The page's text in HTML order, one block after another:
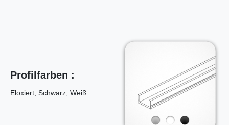
Profilfarben :
Eloxiert, Schwarz, Weiß